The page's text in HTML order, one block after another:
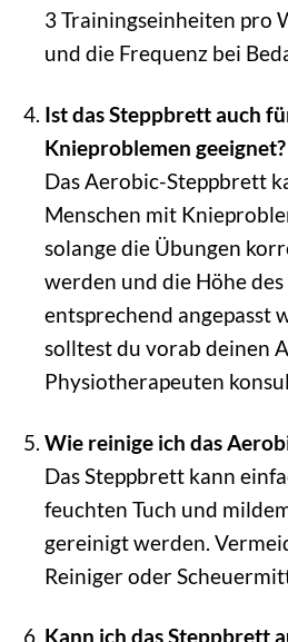
3 Trainingseinheiten pro
und die Frequenz bei
Ist das Steppbrett auch
Knieproblemen geeignet?
Das Aerobic-Steppbrett
Menschen mit
solange die Übungen
werden und die Höhe
entsprechend angepasst
solltest du vorab deinen
Physiotherapeuten
Wie reinige ich das
Das Steppbrett kann
feuchten Tuch und
gereinigt werden.
Reiniger oder
Kann ich das Steppbrett